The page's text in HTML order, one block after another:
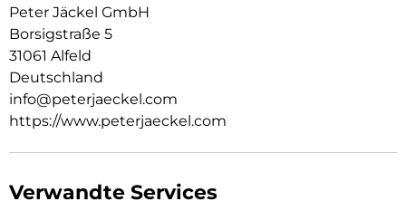
Peter Jäckel GmbH
Borsigstraße 5
31061 Alfeld
Deutschland
info@peterjaeckel.com
https://www.peterjaeckel.com
Verwandte Services